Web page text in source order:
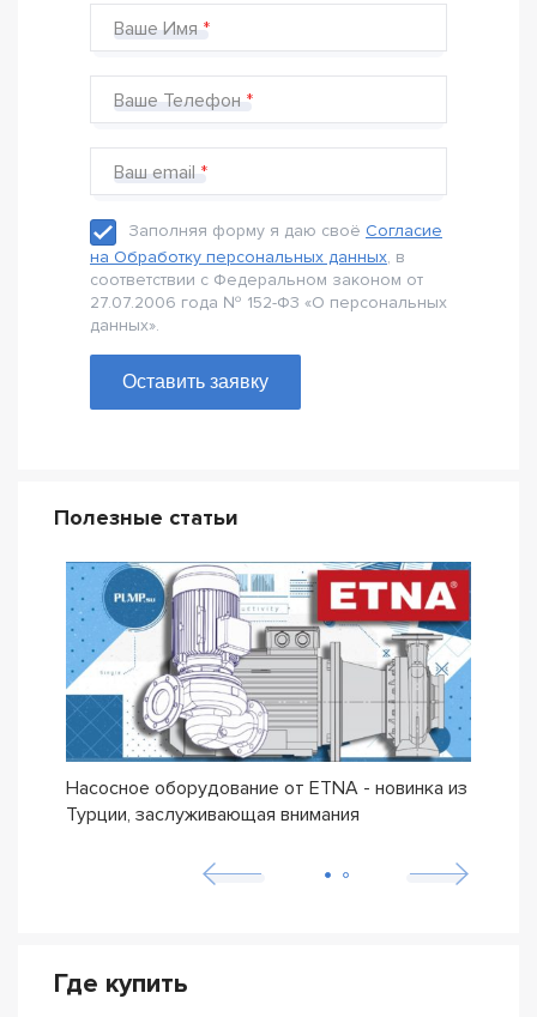
Ваше Имя
Ваше Телефон
Ваш email
Заполняя форму я даю своё Согласие
на Обработку персональных данных, в
соответствии с Федеральном законом от
27.07.2006 года № 152-Ф3 «О персональных
данных».
Оставить заявку
Полезные статьи
Насосное оборудование от ETNA - новинка из
Турции, заслуживающая внимания
Где купить